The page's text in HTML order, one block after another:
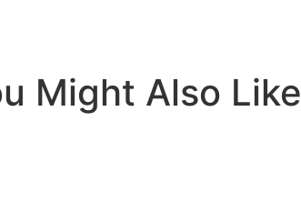
Might Also Like